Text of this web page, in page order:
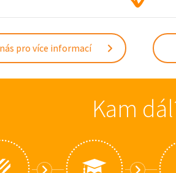
pro více informací
Kam